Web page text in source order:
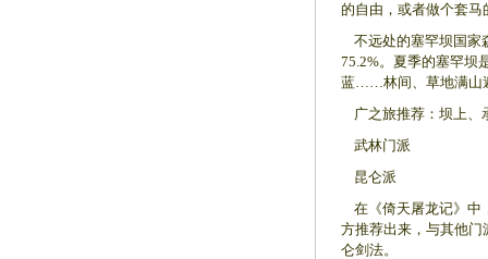
的自由，或者做个套马
不远处的塞罕坝国家
75.2%。夏季的塞罕坝
蓝……林间、草地满山
广之旅推荐：坝上、
武林门派
昆仑派
在《倚天屠龙记》中
方推荐出来，与其他
仑剑法。